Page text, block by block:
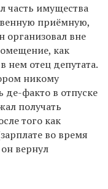
часть имущества
приёмную,
организовал вне
как
нем отец депутата.
никому
де-факто в отпуске
получать
того как
во время
вернул